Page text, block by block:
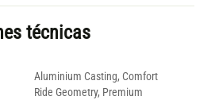
técnicas
Aluminium Casting, Comfort
Ride Geometry, Premium